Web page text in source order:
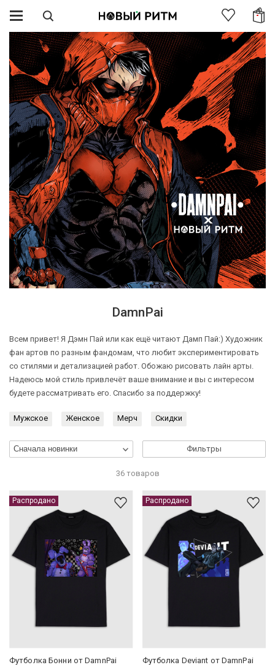
DamnPai
Всем привет! Я Дэмн Пай или как ещё читают Дамп Пай:) Художник
фан артов по разным фандомам, что любит экспериментировать
со стилями и детализацией работ. Обожаю рисовать лайн арты.
Надеюсь мой стиль привлечёт ваше внимание и вы с интересом
будете рассматривать его. Спасибо за поддержку!
Мужское Женское Мерч Скидки
36 товаров
Фильтры
Распродано
Футболка Бонни от DamnPai
Распродано
Футболка Deviant от DamnPai